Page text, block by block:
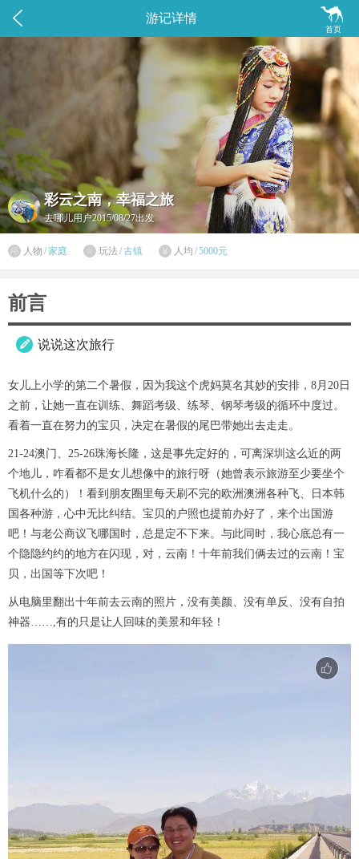
 
首页
游记详情
彩云之南，幸福之旅
去哪儿用户2015/08/27出发
 人物 /家庭  玩法 /古镇  人均 /5000元
前言
 说说这次旅行
女儿上小学的第二个暑假，因为我这个虎妈莫名其妙的安排，8月20日
之前，让她一直在训练、舞蹈考级、练琴、钢琴考级的循环中度过。
看着一直在努力的宝贝，决定在暑假的尾巴带她出去走走。
21-24澳门、25-26珠海长隆，这是事先定好的，可离深圳这么近的两
个地儿，咋看都不是女儿想像中的旅行呀（她曾表示旅游至少要坐个
飞机什么的）！看到朋友圈里每天刷不完的欧洲澳洲各种飞、日本韩
国各种游，心中无比纠结。宝贝的户照也提前办好了，来个出国游
吧！与老公商议飞哪国时，总是定不下来。与此同时，我心底总有一
个隐隐约约的地方在闪现，对，云南！十年前我们俩去过的云南！宝
贝，出国等下次吧！
从电脑里翻出十年前去云南的照片，没有美颜、没有单反、没有自拍
神器……,有的只是让人回味的美景和年轻！